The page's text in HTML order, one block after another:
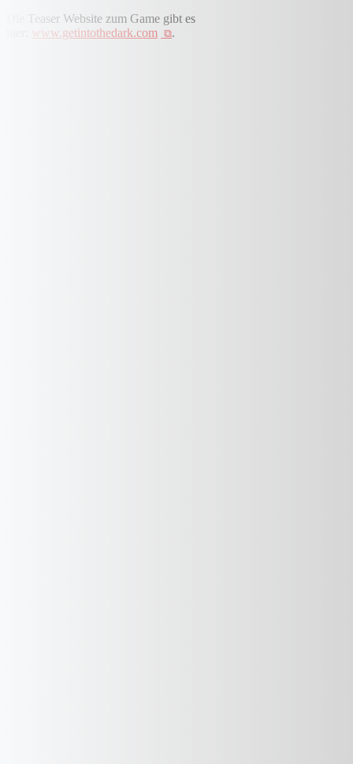
Die Teaser Website zum Game gibt es
www.getintothedark.com .